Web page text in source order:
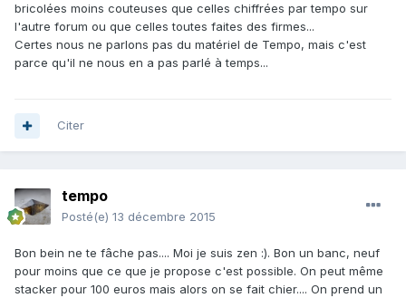
bricolées moins couteuses que celles chiffrées par tempo sur
l'autre forum ou que celles toutes faites des firmes...
Certes nous ne parlons pas du matériel de Tempo, mais c'est
parce qu'il ne nous en a pas parlé à temps...
Citer
tempo
Posté(e) 13 décembre 2015
Bon bein ne te fâche pas.... Moi je suis zen :). Bon un banc, neuf
pour moins que ce que je propose c'est possible. On peut même
stacker pour 100 euros mais alors on se fait chier.... On prend un